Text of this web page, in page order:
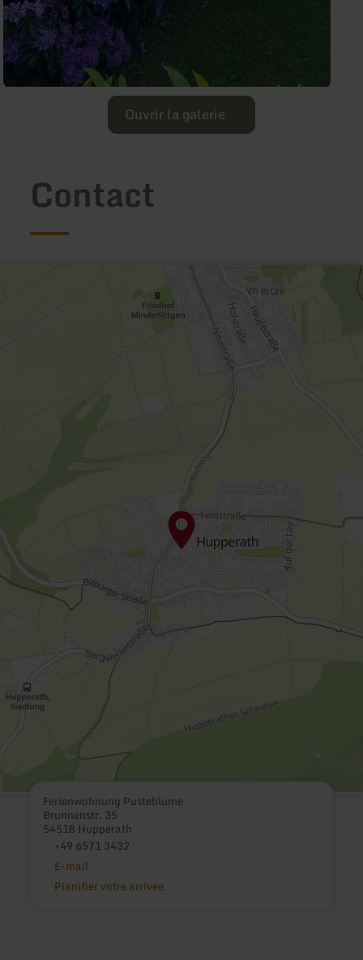
Ouvrir la galerie
Contact
Ferienwohnung Pusteblume
Brunnenstr. 35
54518 Hupperath
+49 6571 3432
E-mail
Planifier votre arrivée